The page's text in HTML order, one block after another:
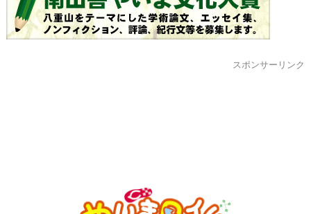
スポンサーリンク